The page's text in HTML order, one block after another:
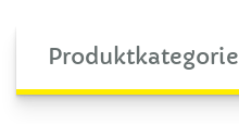
Produktkategorie